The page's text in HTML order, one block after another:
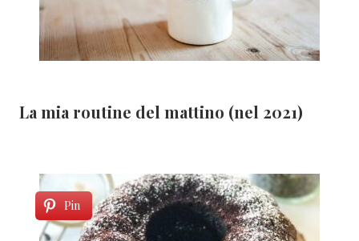
La mia routine del mattino (nel 2021)
Pin